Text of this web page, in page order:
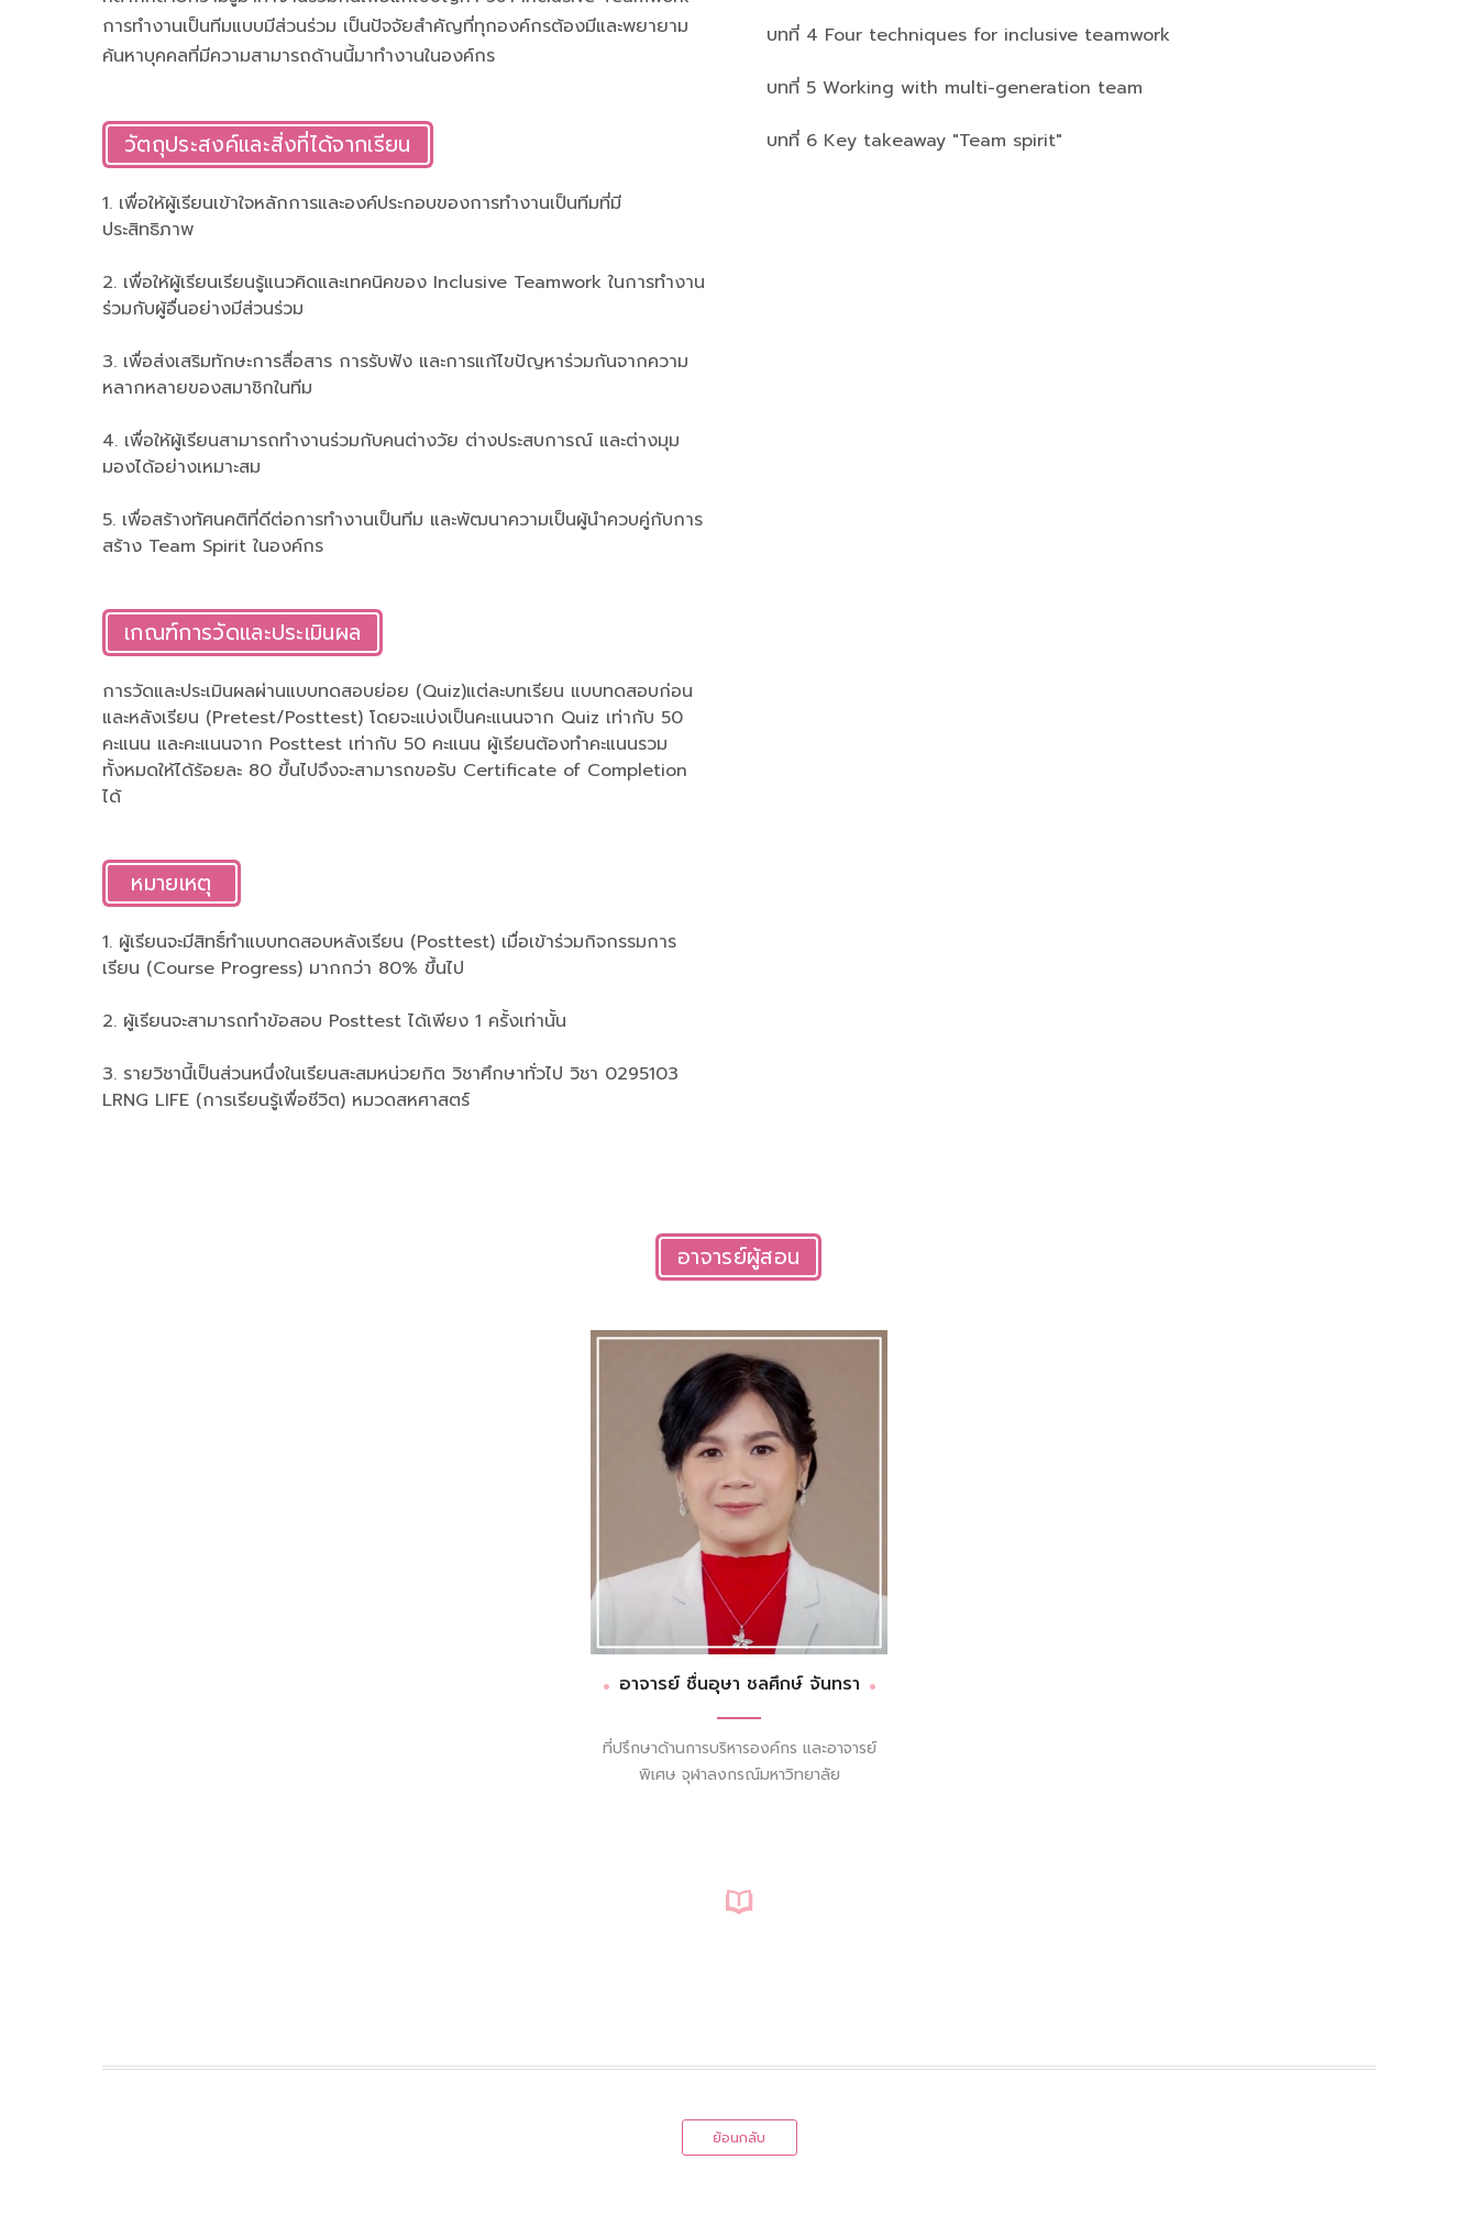
การทำงานเป็นทีมแบบมีส่วนร่วม เป็นปัจจัยสำคัญที่ทุกองค์กรต้องมีและพยายาม
ค้นหาบุคคลที่มีความสามารถด้านนี้มาทำงานในองค์กร
วัตถุประสงค์และสิ่งที่ได้จากเรียน
1. เพื่อให้ผู้เรียนเข้าใจหลักการและองค์ประกอบของการทำงานเป็นทีมที่มี
ประสิทธิภาพ
2. เพื่อให้ผู้เรียนเรียนรู้แนวคิดและเทคนิคของ Inclusive Teamwork ในการทำงาน
ร่วมกับผู้อื่นอย่างมีส่วนร่วม
3. เพื่อส่งเสริมทักษะการสื่อสาร การรับฟัง และการแก้ไขปัญหาร่วมกันจากความ
หลากหลายของสมาชิกในทีม
4. เพื่อให้ผู้เรียนสามารถทำงานร่วมกับคนต่างวัย ต่างประสบการณ์ และต่างมุม
มองได้อย่างเหมาะสม
5. เพื่อสร้างทัศนคติที่ดีต่อการทำงานเป็นทีม และพัฒนาความเป็นผู้นำควบคู่กับการ
สร้าง Team Spirit ในองค์กร
เกณฑ์การวัดและประเมินผล
การวัดและประเมินผลผ่านแบบทดสอบย่อย (Quiz)แต่ละบทเรียน แบบทดสอบก่อน
และหลังเรียน (Pretest/Posttest) โดยจะแบ่งเป็นคะแนนจาก Quiz เท่ากับ 50
คะแนน และคะแนนจาก Posttest เท่ากับ 50 คะแนน ผู้เรียนต้องทำคะแนนรวม
ทั้งหมดให้ได้ร้อยละ 80 ขึ้นไปจึงจะสามารถขอรับ Certificate of Completion
ได้
หมายเหตุ
1. ผู้เรียนจะมีสิทธิ์ทำแบบทดสอบหลังเรียน (Posttest) เมื่อเข้าร่วมกิจกรรมการ
เรียน (Course Progress) มากกว่า 80% ขึ้นไป
2. ผู้เรียนจะสามารถทำข้อสอบ Posttest ได้เพียง 1 ครั้งเท่านั้น
3. รายวิชานี้เป็นส่วนหนึ่งในเรียนสะสมหน่วยกิต วิชาศึกษาทั่วไป วิชา 0295103
LRNG LIFE (การเรียนรู้เพื่อชีวิต) หมวดสหศาสตร์
บทที่ 4 Four techniques for inclusive teamwork
บทที่ 5 Working with multi-generation team
บทที่ 6 Key takeaway "Team spirit"
อาจารย์ผู้สอน
อาจารย์ ชื่นอุษา ชลศึกษ์ จันทรา
ที่ปรึกษาด้านการบริหารองค์กร และอาจารย์
พิเศษ จุฬาลงกรณ์มหาวิทยาลัย
ย้อนกลับ